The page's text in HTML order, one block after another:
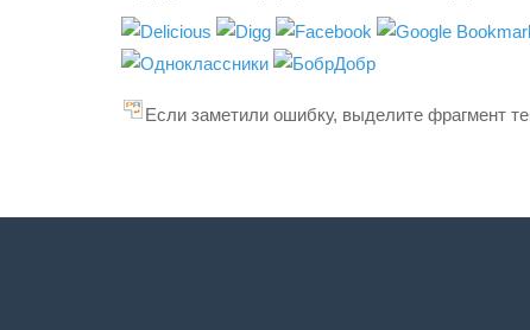
Если заметили ошибку, выделите фрагмент